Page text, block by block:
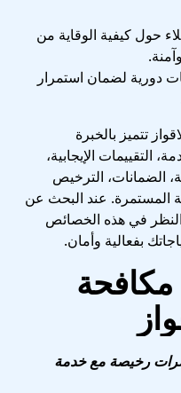
حول كيفية الوقاية من
دورية لضمان استمرار
تتميز بالخبرة
التقييمات الإيجابية،
الضمانات، الترخيص
المستمرة. عند البحث عن
في هذه الخصائص
بفعالية وأمان.
رخيصة مع خدمة